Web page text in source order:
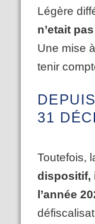
Légère
n’etait
Une mise
tenir
31
Toutefois,
dispositif,
l’année